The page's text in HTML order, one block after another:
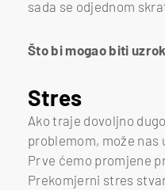
sada se odjednom
Što bi mogao biti
Stres
Ako traje dovoljno
problemom, može
Prve ćemo promjene
Prekomjerni stres